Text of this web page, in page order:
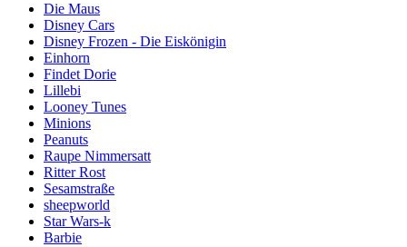
Die Maus
Disney Cars
Disney Frozen - Die Eiskönigin
Einhorn
Findet Dorie
Lillebi
Looney Tunes
Minions
Peanuts
Raupe Nimmersatt
Ritter Rost
Sesamstraße
sheepworld
Star Wars-k
Barbie